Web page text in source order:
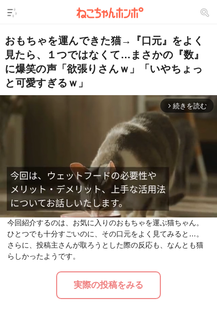
おもちゃを運んできた猫→『口元』をよく
見たら、１つではなくて…まさかの『数』
に爆笑の声「欲張りさんｗ」「いやちょっ
と可愛すぎるｗ」
arrow_forward_ios 続きを読む
M
今回紹介するのは、お気に入りのおもちゃを運ぶ猫ちゃん。
ひとつでも十分すごいのに、その口元をよく見てみると…。
さらに、投稿主さんが取ろうとした際の反応も、なんとも猫
らしかったようです。
実際の投稿をみる